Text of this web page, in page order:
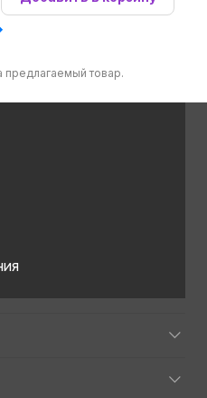
предлагаемый товар.